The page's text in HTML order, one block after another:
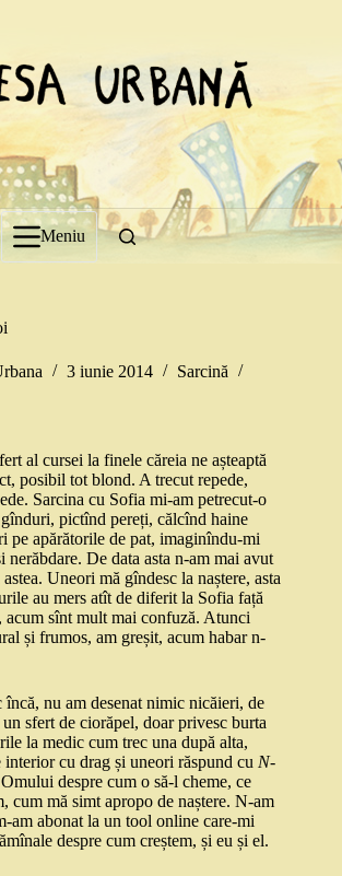
Meniu
3 iunie 2014
Sarcină
al cursei la finele căreia ne așteaptă
posibil tot blond. A trecut repede,
Sarcina cu Sofia mi-am petrecut-o
pictînd pereți, călcînd haine
pe apărătorile de pat, imaginîndu-mi
nerăbdare. De data asta n-am mai avut
Uneori mă gîndesc la naștere, asta
au mers atît de diferit la Sofia față
acum sînt mult mai confuză. Atunci
și frumos, am greșit, acum habar n-
nu am desenat nimic nicăieri, de
sfert de ciorăpel, doar privesc burta
la medic cum trec una după alta,
interior cu drag și uneori răspund cu N-
despre cum o să-l cheme, ce
cum mă simt apropo de naștere. N-am
am abonat la un tool online care-mi
despre cum creștem, și eu și el.